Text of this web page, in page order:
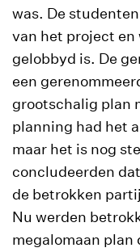
was. De
van het project en
gelobbyd is. De
een
grootschalig plan
planning had het
maar het is nog
concludeerden
de betrokken
Nu werden
megalomaan plan